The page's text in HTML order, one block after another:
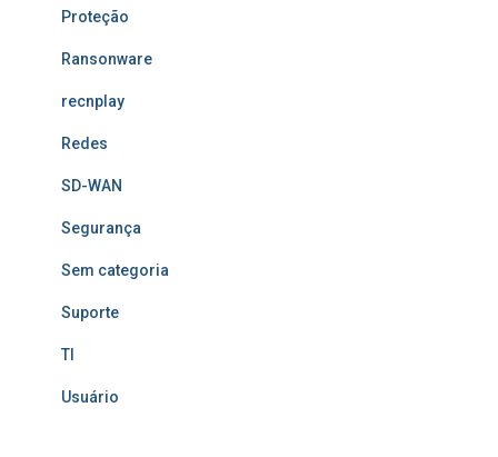
Proteção
Ransonware
recnplay
Redes
SD-WAN
Segurança
Sem categoria
Suporte
TI
Usuário